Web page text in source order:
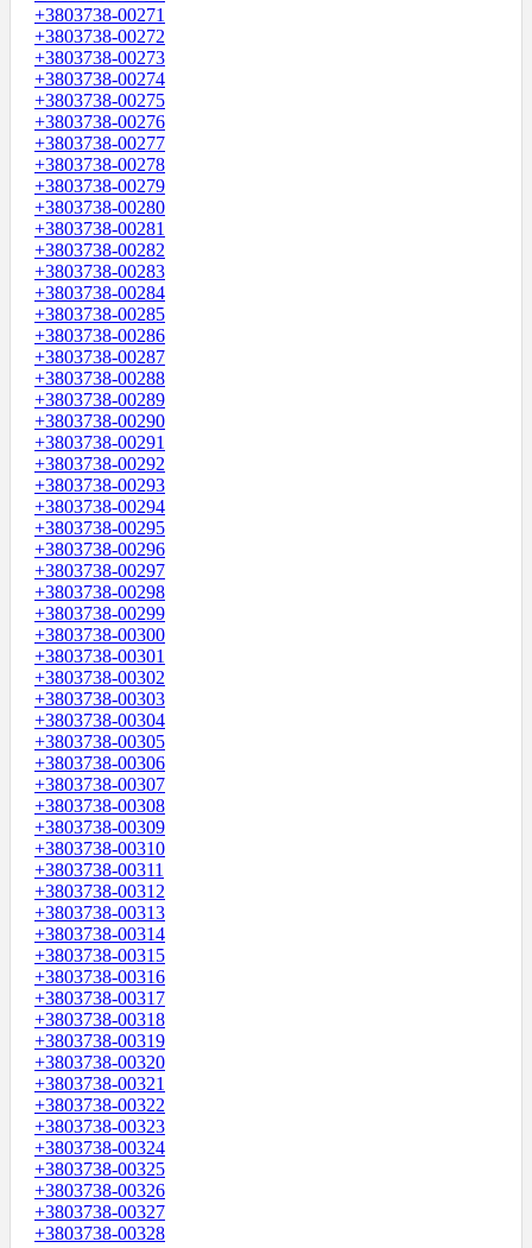
+3803738-00271
+3803738-00272
+3803738-00273
+3803738-00274
+3803738-00275
+3803738-00276
+3803738-00277
+3803738-00278
+3803738-00279
+3803738-00280
+3803738-00281
+3803738-00282
+3803738-00283
+3803738-00284
+3803738-00285
+3803738-00286
+3803738-00287
+3803738-00288
+3803738-00289
+3803738-00290
+3803738-00291
+3803738-00292
+3803738-00293
+3803738-00294
+3803738-00295
+3803738-00296
+3803738-00297
+3803738-00298
+3803738-00299
+3803738-00300
+3803738-00301
+3803738-00302
+3803738-00303
+3803738-00304
+3803738-00305
+3803738-00306
+3803738-00307
+3803738-00308
+3803738-00309
+3803738-00310
+3803738-00311
+3803738-00312
+3803738-00313
+3803738-00314
+3803738-00315
+3803738-00316
+3803738-00317
+3803738-00318
+3803738-00319
+3803738-00320
+3803738-00321
+3803738-00322
+3803738-00323
+3803738-00324
+3803738-00325
+3803738-00326
+3803738-00327
+3803738-00328